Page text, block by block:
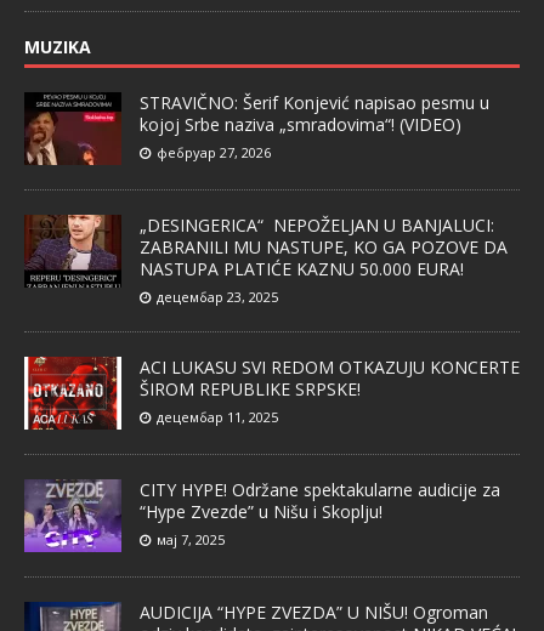
MUZIKA
STRAVIČNO: Šerif Konjević napisao pesmu u
kojoj Srbe naziva „smradovima“! (VIDEO)
фебруар 27, 2026
„DESINGERICA“ NEPOŽELJAN U BANJALUCI:
ZABRANILI MU NASTUPE, KO GA POZOVE DA
NASTUPA PLATIĆE KAZNU 50.000 EURA!
децембар 23, 2025
ACI LUKASU SVI REDOM OTKAZUJU KONCERTE
ŠIROM REPUBLIKE SRPSKE!
децембар 11, 2025
CITY HYPE! Održane spektakularne audicije za
“Hype Zvezde” u Nišu i Skoplju!
мај 7, 2025
AUDICIJA “HYPE ZVEZDA” U NIŠU! Ogroman